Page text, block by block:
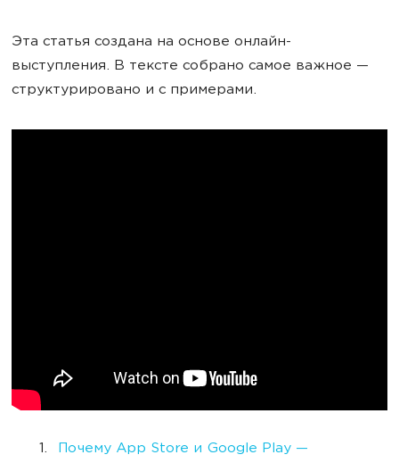
Эта статья создана на основе онлайн-
выступления. В тексте собрано самое важное —
структурировано и с примерами.
Почему App Store и Google Play —